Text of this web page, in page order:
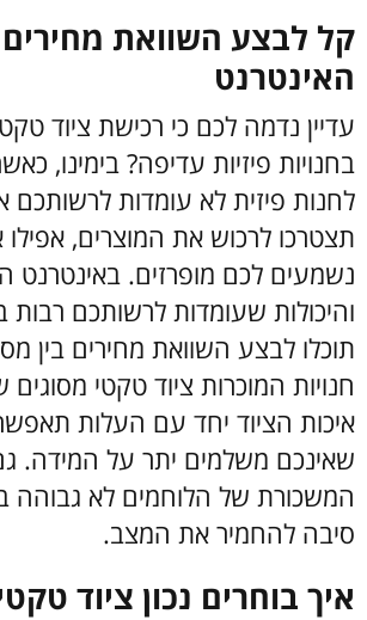
קל לבצע השוואת
האינטרנט
עדיין נדמה לכם כי רכישת ציוד
בחנויות פיזיות עדיפה? בימינו,
לחנות פיזית לא עומדות לרשותכם
תצטרכו לרכוש את המוצרים,
נשמעים לכם מופרזים. באינטרנט
והיכולות שעומדות לרשותכם רבות
תוכלו לבצע השוואת מחירים בין
חנויות המוכרות ציוד טקטי
איכות הציוד יחד עם העלות
שאינכם משלמים יתר על המידה.
המשכורת של הלוחמים לא גבוהה
סיבה להחמיר את המצב.
איך בוחרים נכון ציוד